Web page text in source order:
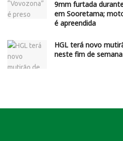
9mm furtada
em Sooretama;
é apreendida
HGL terá novo
neste fim de semana